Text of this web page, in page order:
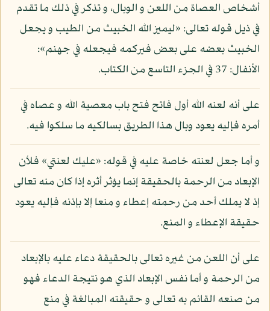
أشخاص العصاة من اللعن و الوبال، و تذكر في ذلك ما تقدم
في ذيل قوله تعالى: «ليميز الله الخبيث من الطيب و يجعل
الخبيث بعضه على بعض فيركمه فيجعله في جهنم»:
الأنفال: 37 في الجزء التاسع من الكتاب.
على أنه لعنه الله أول فاتح فتح باب معصية الله و عصاه في
أمره فإليه يعود وبال هذا الطريق بسالكيه ما سلكوا فيه.
و أما جعل لعنته خاصة عليه في قوله: «عليك لعنتي» فلأن
الإبعاد من الرحمة بالحقيقة إنما يؤثر أثره إذا كان منه تعالى
إذ لا يملك أحد من رحمته إعطاء و منعا إلا بإذنه فإليه يعود
حقيقة الإعطاء و المنع.
على أن اللعن من غيره تعالى بالحقيقة دعاء عليه بالإبعاد
من الرحمة و أما نفس الإبعاد الذي هو نتيجة الدعاء فهو
من صنعه القائم به تعالى و حقيقته المبالغة في منع